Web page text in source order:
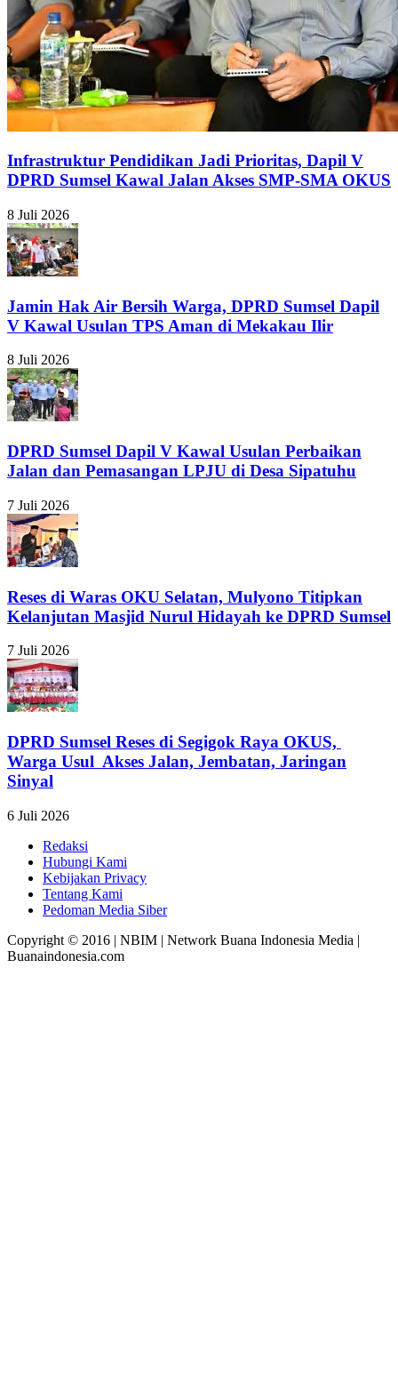
Infrastruktur Pendidikan Jadi Prioritas, Dapil V
DPRD Sumsel Kawal Jalan Akses SMP-SMA OKUS
8 Juli 2026
Jamin Hak Air Bersih Warga, DPRD Sumsel Dapil
V Kawal Usulan TPS Aman di Mekakau Ilir
8 Juli 2026
DPRD Sumsel Dapil V Kawal Usulan Perbaikan
Jalan dan Pemasangan LPJU di Desa Sipatuhu
7 Juli 2026
Reses di Waras OKU Selatan, Mulyono Titipkan
Kelanjutan Masjid Nurul Hidayah ke DPRD Sumsel
7 Juli 2026
DPRD Sumsel Reses di Segigok Raya OKUS,
Warga Usul Akses Jalan, Jembatan, Jaringan
Sinyal
6 Juli 2026
Redaksi
Hubungi Kami
Kebijakan Privacy
Tentang Kami
Pedoman Media Siber
Copyright © 2016 | NBIM | Network Buana Indonesia Media |
Buanaindonesia.com